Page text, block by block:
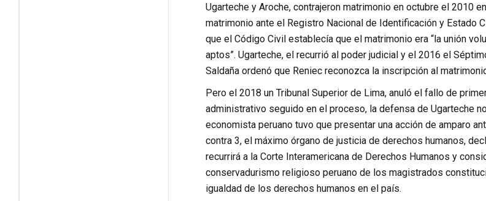
Ugarteche y Aroche, contrajeron matrimonio en octubre el 2010
matrimonio ante el Registro Nacional de Identificación y Estado
que el Código Civil establecía que el matrimonio era “la unión
aptos”. Ugarteche, el recurrió al poder judicial y el 2016 el
Saldaña ordenó que Reniec reconozca la inscripción al
Pero el 2018 un Tribunal Superior de Lima, anuló el fallo de
administrativo seguido en el proceso, la defensa de Ugarteche
economista peruano tuvo que presentar una acción de amparo
contra 3, el máximo órgano de justicia de derechos humanos,
recurrirá a la Corte Interamericana de Derechos Humanos y
conservadurismo religioso peruano de los magistrados
igualdad de los derechos humanos en el país.